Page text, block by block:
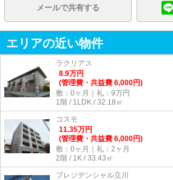
メールで共有する
エリアの近い物件
ラクリアス
8.9万円
(管理費・共益費 6,000円)
敷：0ヶ月｜礼：9万円
1階 / 1LDK / 32.18㎡
コスモ
11.35万円
(管理費・共益費 6,000円)
敷：0ヶ月｜礼：2ヶ月
2階 / 1K / 33.43㎡
プレジデンシャル立川